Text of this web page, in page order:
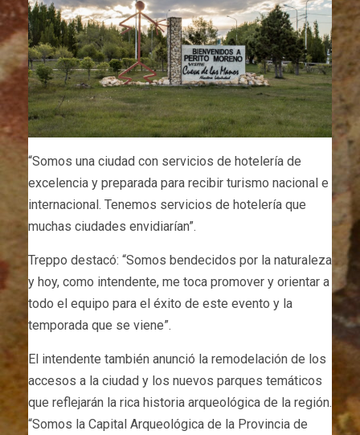
“Somos una ciudad con servicios de hotelería de
excelencia y preparada para recibir turismo nacional e
internacional. Tenemos servicios de hotelería que
muchas ciudades envidiarían”.
Treppo destacó: “Somos bendecidos por la naturaleza
y hoy, como intendente, me toca promover y orientar a
todo el equipo para el éxito de este evento y la
temporada que se viene”.
El intendente también anunció la remodelación de los
accesos a la ciudad y los nuevos parques temáticos
que reflejarán la rica historia arqueológica de la región.
“Somos la Capital Arqueológica de la Provincia de